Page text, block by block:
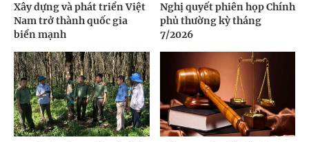
Xây dựng và phát triển Việt
Nam trở thành quốc gia
biển mạnh
Nghị quyết phiên họp Chính
phủ thường kỳ tháng
7/2026